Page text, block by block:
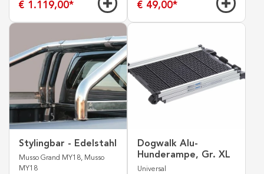
€ 1.119,00* € 49,00*
Stylingbar - Edelstahl
Musso Grand MY18, Musso
MY18
Dogwalk Alu-
Hunderampe, Gr. XL
Universal